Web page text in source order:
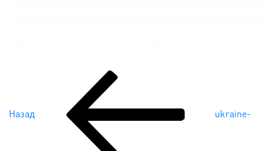
Навігація
записів
Назад ukraine-